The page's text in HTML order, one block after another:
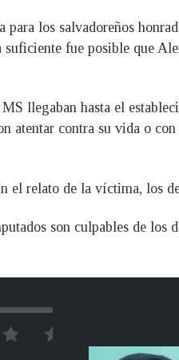
los salvadoreños
suficiente fue posible que
llegaban hasta el
atentar contra su vida o
el relato de la víctima, los
son culpables de los